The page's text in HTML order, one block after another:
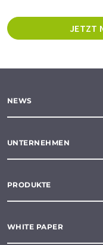
JETZT
NEWS
UNTERNEHMEN
PRODUKTE
WHITE PAPER